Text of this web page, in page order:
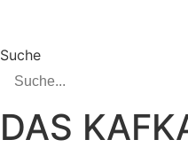
springen
Suche
DAS